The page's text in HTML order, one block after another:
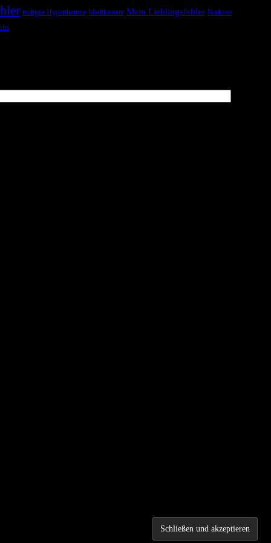
maligne Hyperthermie Medikament Mein Lieblingsfehler Narkose